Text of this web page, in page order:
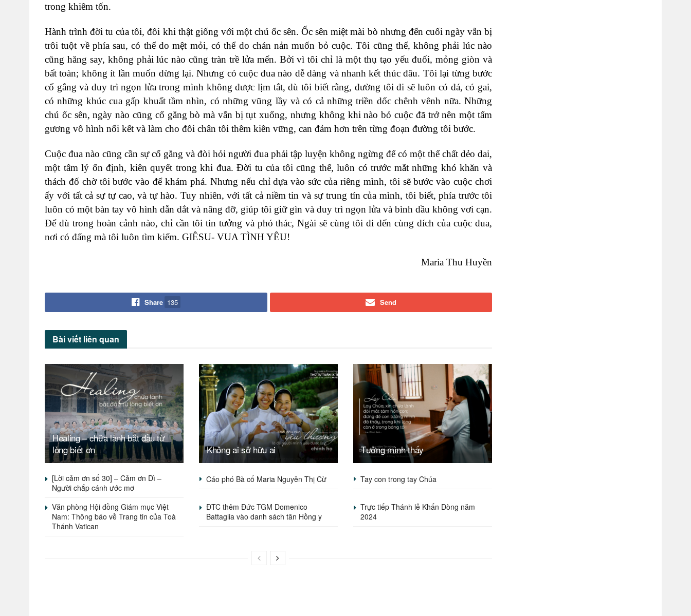
trong khiêm tốn.
Hành trình đời tu của tôi, đôi khi thật giống với một chú ốc sên. Ốc sên miệt mài bò nhưng đến cuối ngày vẫn bị
trôi tuột về phía sau, có thể do mệt mỏi, có thể do chán nản muốn bỏ cuộc. Tôi cũng thế, không phải lúc nào
cũng hăng say, không phải lúc nào cũng tràn trề lửa mến. Bởi vì tôi chỉ là một thụ tạo yếu đuối, mỏng giòn và
bất toàn; không ít lần muốn dừng lại. Nhưng có cuộc đua nào dễ dàng và nhanh kết thúc đâu. Tôi lại từng bước
cố gắng và duy trì ngọn lửa trong mình không được lịm tắt, dù tôi biết rằng, đường tôi đi sẽ luôn có đá, có gai,
có những khúc cua gấp khuất tầm nhìn, có những vũng lầy và có cả những triền dốc chênh vênh nữa. Những
chú ốc sên, ngày nào cũng cố gắng bò mà vẫn bị tụt xuống, nhưng không khi nào bỏ cuộc đã trở nên một tấm
gương vô hình nối kết và làm cho đôi chân tôi thêm kiên vững, can đảm hơn trên từng đoạn đường tôi bước.
Cuộc đua nào cũng cần sự cố gắng và đòi hỏi người đua phải tập luyện không ngừng để có một thể chất dẻo dai,
một tâm lý ổn định, kiên quyết trong khi đua. Đời tu của tôi cũng thế, luôn có trước mắt những khó khăn và
thách đố chờ tôi bước vào để khám phá. Nhưng nếu chỉ dựa vào sức của riêng mình, tôi sẽ bước vào cuộc chơi
ấy với tất cả sự tự cao, và tự hào. Tuy nhiên, với tất cả niềm tin và sự trung tín của mình, tôi biết, phía trước tôi
luôn có một bàn tay vô hình dẫn dắt và nâng đỡ, giúp tôi giữ gìn và duy trì ngọn lửa và bình dầu không vơi cạn.
Để dù trong hoàn cảnh nào, chỉ cần tôi tin tưởng và phó thác, Ngài sẽ cùng tôi đi đến cùng đích của cuộc đua,
nơi có đấng mà tôi luôn tìm kiếm. GIÊSU- VUA TÌNH YÊU!
Maria Thu Huyền
Share 135 Send
Bài viết liên quan
Healing – chữa lành bắt đầu từ
lòng biết ơn
Không ai sở hữu ai Tưởng mình thấy
[Lời cảm ơn số 30] – Cảm ơn Dì –
Người chắp cánh ước mơ
Cáo phó Bà cố Maria Nguyễn Thị Cừ Tay con trong tay Chúa
Văn phòng Hội đồng Giám mục Việt
Nam: Thông báo về Trang tin của Toà
Thánh Vatican
ĐTC thêm Đức TGM Domenico
Battaglia vào danh sách tân Hồng y
Trực tiếp Thánh lễ Khấn Dòng năm
2024